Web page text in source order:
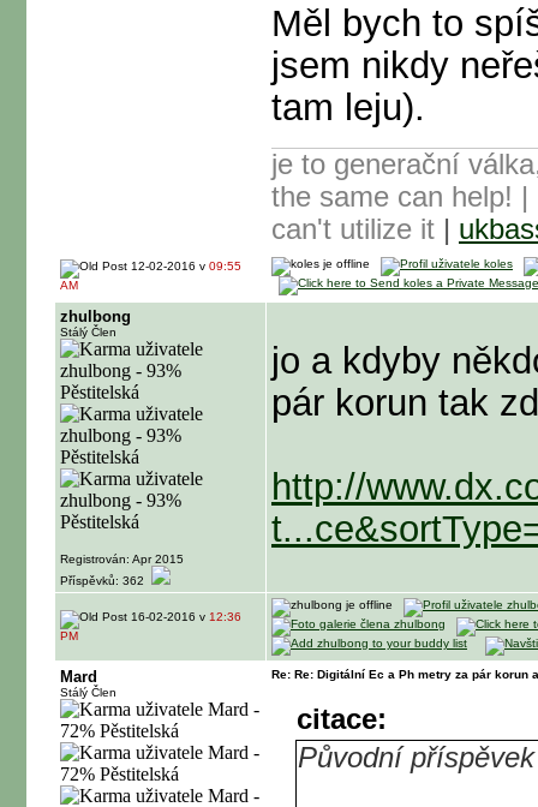
Měl bych to
jsem nikdy
tam leju).
je to generační
the same can help!
can't utilize it |
12-02-2016 v 09:55
AM
zhulbong
Stálý Člen
Registrován: Apr 2015
Příspěvků: 362
jo a kdyby
pár korun tak
http://
16-02-2016 v 12:36
PM
Mard
Stálý Člen
Re: Re: Digitální Ec a Ph metry za pár korun
citace:
Původní